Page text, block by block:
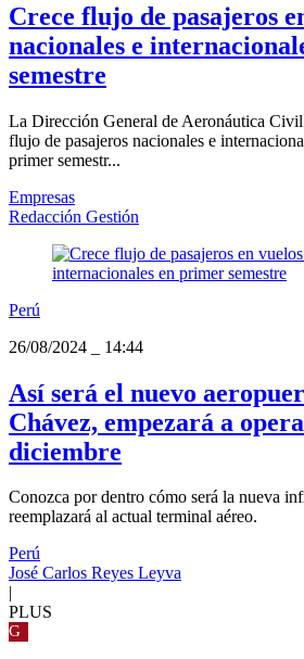
Crece flujo de pasajeros
nacionales e
semestre
La Dirección General de Aeronáutica
flujo de pasajeros nacionales e
primer semestr...
Empresas
Redacción Gestión
Perú
26/08/2024
14:44
Así será el nuevo
Chávez, empezará a
diciembre
Conozca por dentro cómo será la nueva
reemplazará al actual terminal aéreo.
Perú
José Carlos Reyes Leyva
PLUS
G